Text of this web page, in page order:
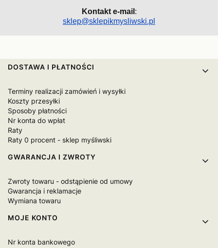
Kontakt e-mail :
sklep@sklepikmysliwski.pl
Linki w stopce
DOSTAWA I PŁATNOŚCI
Terminy realizacji zamówień i wysyłki
Koszty przesyłki
Sposoby płatności
Nr konta do wpłat
Raty
Raty 0 procent - sklep myśliwski
GWARANCJA I ZWROTY
Zwroty towaru - odstąpienie od umowy
Gwarancja i reklamacje
Wymiana towaru
MOJE KONTO
Nr konta bankowego